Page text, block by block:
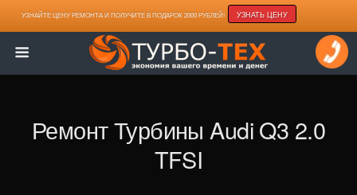
УЗНАЙТЕ ЦЕНУ РЕМОНТА И ПОЛУЧИТЕ В ПОДАРОК 2000 РУБЛЕЙ! УЗНАТЬ ЦЕНУ
Ремонт Турбины Audi Q3 2.0
TFSI